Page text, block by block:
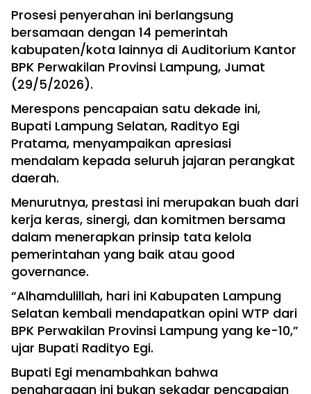
Prosesi penyerahan ini berlangsung
bersamaan dengan 14 pemerintah
kabupaten/kota lainnya di Auditorium Kantor
BPK Perwakilan Provinsi Lampung, Jumat
(29/5/2026).
Merespons pencapaian satu dekade ini,
Bupati Lampung Selatan, Radityo Egi
Pratama, menyampaikan apresiasi
mendalam kepada seluruh jajaran perangkat
daerah.
Menurutnya, prestasi ini merupakan buah dari
kerja keras, sinergi, dan komitmen bersama
dalam menerapkan prinsip tata kelola
pemerintahan yang baik atau good
governance.
“Alhamdulillah, hari ini Kabupaten Lampung
Selatan kembali mendapatkan opini WTP dari
BPK Perwakilan Provinsi Lampung yang ke-10,”
ujar Bupati Radityo Egi.
Bupati Egi menambahkan bahwa
penghargaan ini bukan sekadar pencapaian